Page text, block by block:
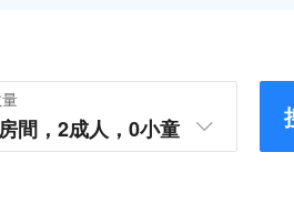
間， 2成人， 0小童